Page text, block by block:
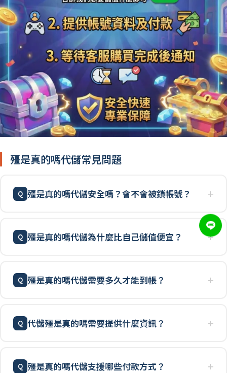
殭是真的嗎代儲常見問題
殭是真的嗎代儲安全嗎？會不會被鎖帳號？
殭是真的嗎代儲為什麼比自己儲值便宜？
殭是真的嗎代儲需要多久才能到帳？
代儲殭是真的嗎需要提供什麼資訊？
殭是真的嗎代儲支援哪些付款方式？